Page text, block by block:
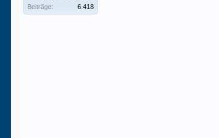
Beiträge:
6.418